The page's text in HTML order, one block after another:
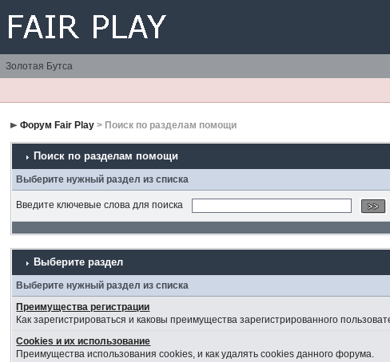
Золотая Бутса
Форум Fair Play > Поиск по разделам помощи
Поиск по разделам помощи
Выберите нужный раздел из списка
Введите ключевые слова для поиска
Выберите раздел
Выберите нужный раздел из списка
Преимущества регистрации
Как зарегистрироваться и каковы преимущества зарегистрированного
Cookies и их использование
Преимущества использования cookies, и как удалять cookies данного форума.